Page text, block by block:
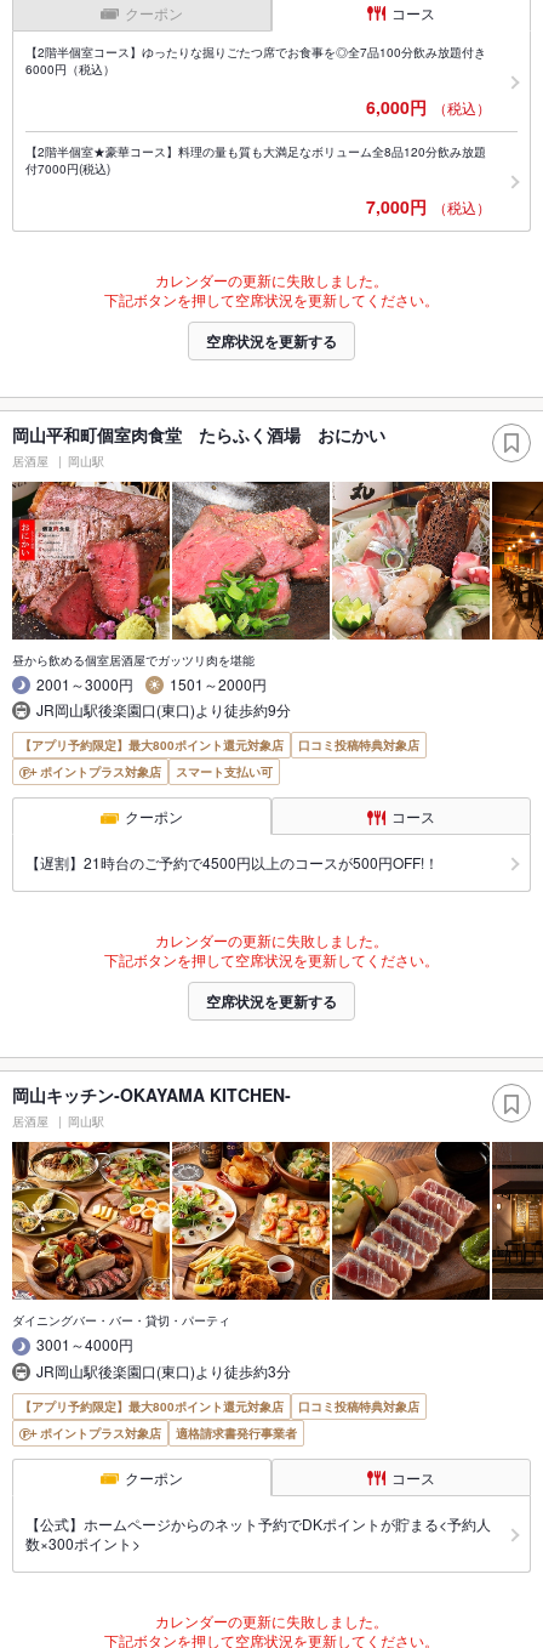
クーポン コース
【2階半個室コース】ゆったりな掘りごたつ席でお食事を◎全7品100分飲み放題付き
6000円（税込）
6,000円 （税込）
【2階半個室★豪華コース】料理の量も質も大満足なボリューム全8品120分飲み放題
付7000円(税込)
7,000円 （税込）
カレンダーの更新に失敗しました。
下記ボタンを押して空席状況を更新してください。
空席状況を更新する
岡山平和町個室肉食堂 たらふく酒場 おにかい
居酒屋 岡山駅
昼から飲める個室居酒屋でガッツリ肉を堪能
2001～3000円
1501～2000円
JR岡山駅後楽園口(東口)より徒歩約9分
【アプリ予約限定】最大800ポイント還元対象店
口コミ投稿特典対象店
ポイントプラス対象店
スマート支払い可
クーポン コース
【遅割】21時台のご予約で4500円以上のコースが500円OFF!！
カレンダーの更新に失敗しました。
下記ボタンを押して空席状況を更新してください。
空席状況を更新する
岡山キッチン‐OKAYAMA KITCHEN‐
居酒屋 岡山駅
ダイニングバー・バー・貸切・パーティ
3001～4000円
JR岡山駅後楽園口(東口)より徒歩約3分
【アプリ予約限定】最大800ポイント還元対象店
口コミ投稿特典対象店
ポイントプラス対象店
適格請求書発行事業者
クーポン コース
【公式】ホームページからのネット予約でDKポイントが貯まる<予約人
数×300ポイント>
カレンダーの更新に失敗しました。
下記ボタンを押して空席状況を更新してください。